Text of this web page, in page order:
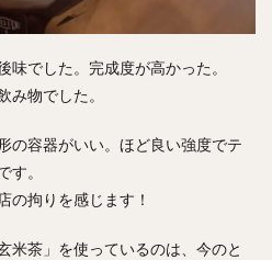
味でした。完成度が高かった。
み物でした。
の容器がいい。ほど良い強度でテ
す。
の拘りを感じます！
米茶」を使っているのは、今のと